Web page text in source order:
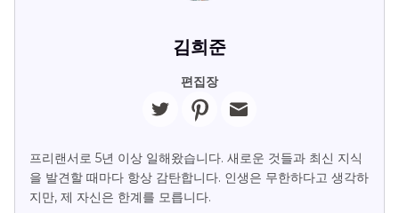
김희준
편집장
프리랜서로 5년 이상 일해왔습니다. 새로운 것들과 최신 지식
을 발견할 때마다 항상 감탄합니다. 인생은 무한하다고 생각하
지만, 제 자신은 한계를 모릅니다.